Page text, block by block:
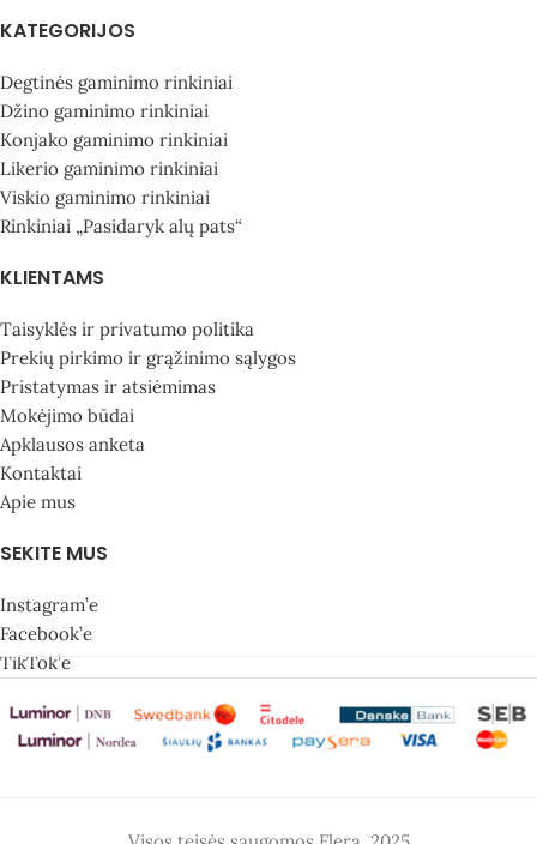
KATEGORIJOS
Degtinės gaminimo rinkiniai
Džino gaminimo rinkiniai
Konjako gaminimo rinkiniai
Likerio gaminimo rinkiniai
Viskio gaminimo rinkiniai
Rinkiniai „Pasidaryk alų pats“
KLIENTAMS
Taisyklės ir privatumo politika
Prekių pirkimo ir grąžinimo sąlygos
Pristatymas ir atsiėmimas
Mokėjimo būdai
Apklausos anketa
Kontaktai
Apie mus
SEKITE MUS
Instagram’e
Facebook’e
TikTok’e